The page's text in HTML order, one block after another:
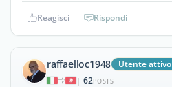
Reagisci Rispondi
raffaelloc1948 Utente attivo
| 62POSTS